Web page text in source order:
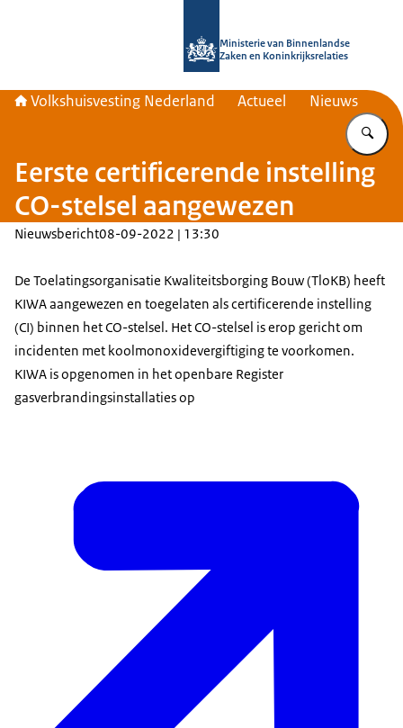
Ministerie van Binnenlandse
Zaken en Koninkrijksrelaties
Volkshuisvesting Nederland Actueel Nieuws
Eerste certificerende instelling
CO-stelsel aangewezen
Nieuwsbericht08-09-2022 | 13:30
De Toelatingsorganisatie Kwaliteitsborging Bouw (TloKB) heeft
KIWA aangewezen en toegelaten als certificerende instelling
(CI) binnen het CO-stelsel. Het CO-stelsel is erop gericht om
incidenten met koolmonoxidevergiftiging te voorkomen.
KIWA is opgenomen in het openbare Register
gasverbrandingsinstallaties op